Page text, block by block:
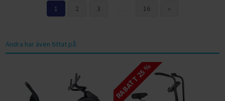
1 2 3 16 »
Andra har även tittat på:
RABATT 25 %